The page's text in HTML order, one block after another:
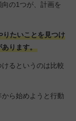
の1つが、計画を
りたいことを見つけ
ります。
るというのは比較
ら始めようと行動